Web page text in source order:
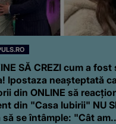
SĂ CREZI cum a
Ipostaza neașteptată
din ONLINE să
din "Casa Iubirii" NU
să se întâmple: "Cât